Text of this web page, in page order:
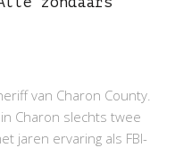
van Charon County.
Charon slechts twee
jaren ervaring als FBI-